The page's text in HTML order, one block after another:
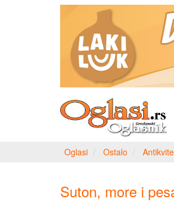
Oglasi Ostalo
Suton, more i